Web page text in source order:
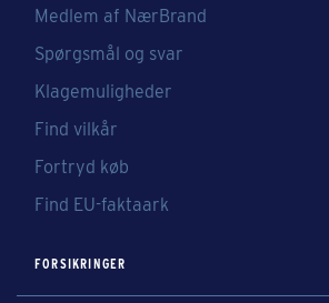
Medlem af NærBrand
Spørgsmål og svar
Klagemuligheder
Find vilkår
Fortryd køb
Find EU-faktaark
FORSIKRINGER